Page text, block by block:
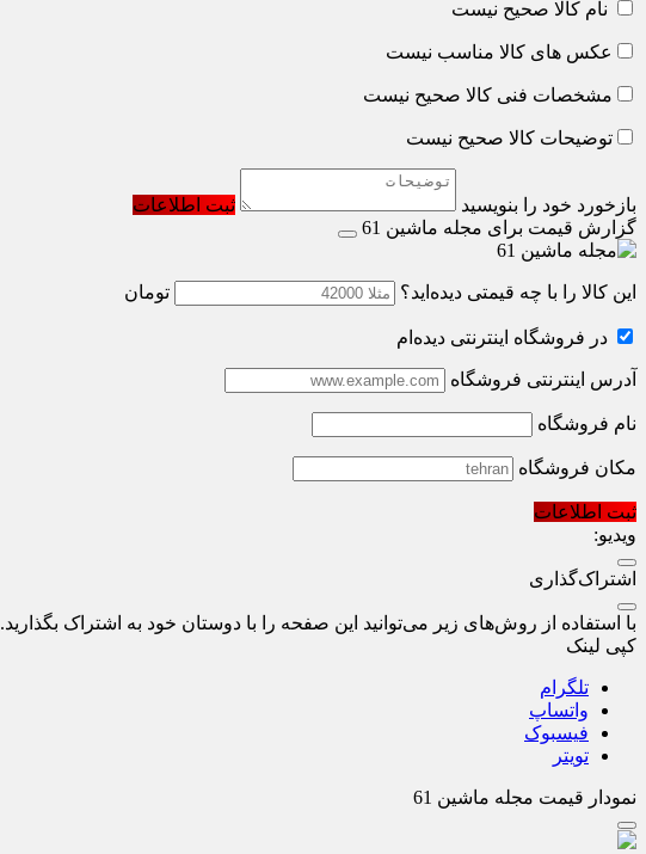
نام کالا صحیح نیست
عکس های کالا مناسب نیست
مشخصات فنی کالا صحیح نیست
توضیحات کالا صحیح نیست
بازخورد خود را بنویسید
ثبت اطلاعات
گزارش قیمت برای مجله ماشین 61
این کالا را با چه قیمتی دیده‌اید؟ تومان
در فروشگاه اینترنتی دیده‌ام
آدرس اینترنتی فروشگاه
نام فروشگاه
مکان فروشگاه
ثبت اطلاعات
ویدیو:
اشتراک‌گذاری
با استفاده از روش‌های زیر می‌توانید این صفحه را با دوستان خود به اشتراک بگذارید.
کپی لینک
تلگرام
واتساپ
فیسبوک
تویتر
نمودار قیمت مجله ماشین 61